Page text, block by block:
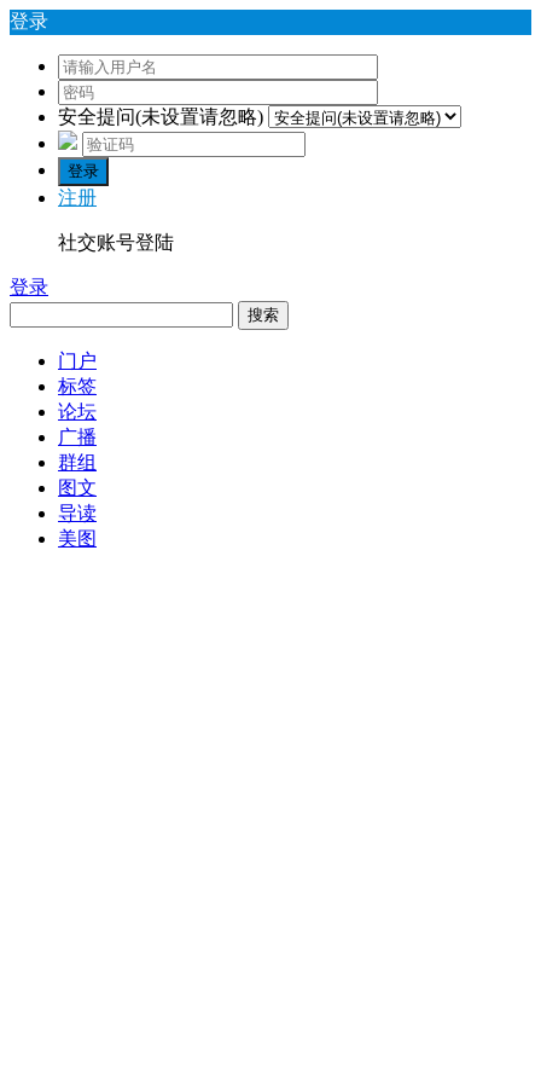
登录
安全提问(未设置请忽略)
登录
注册
社交账号登陆
登录
搜索
门户
标签
论坛
广播
群组
图文
导读
美图